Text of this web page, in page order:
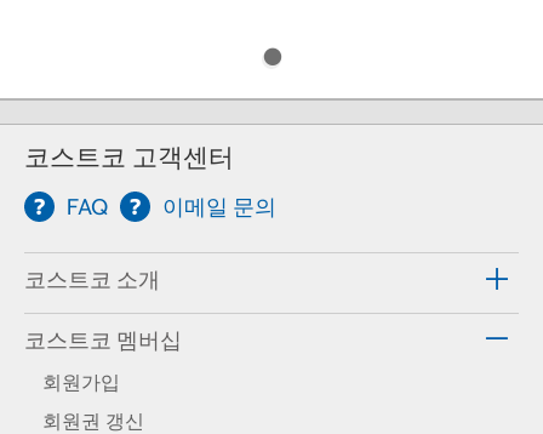
코스트코 고객센터
FAQ 이메일 문의
코스트코 소개
코스트코 멤버십
회원가입
회원권 갱신